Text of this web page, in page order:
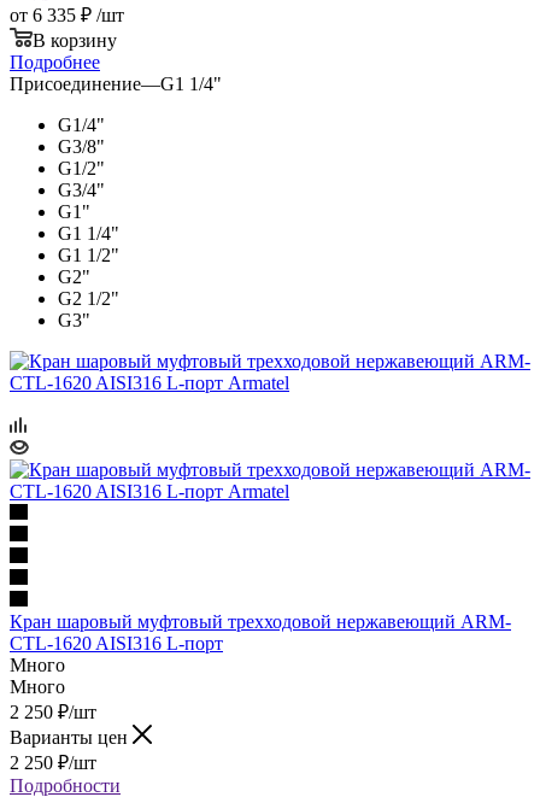
от 6 335 ₽ /шт
В корзину
Подробнее
Присоединение—G1 1/4"
G1/4"
G3/8"
G1/2"
G3/4"
G1"
G1 1/4"
G1 1/2"
G2"
G2 1/2"
G3"
Кран шаровый муфтовый трехходовой нержавеющий ARM-
CTL-1620 AISI316 L-порт
Много
Много
2 250 ₽/шт
Варианты цен
2 250 ₽/шт
Подробности